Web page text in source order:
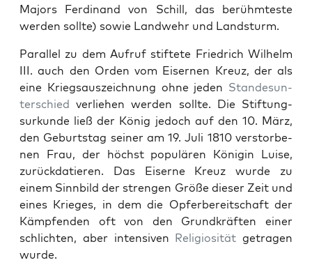
Majors Fer­di­nand von Schill, das berühmteste
wer­den sollte) sowie Landwehr und Land­sturm.
Par­al­lel zu dem Aufruf stiftete Friedrich Wil­helm
III. auch den Orden vom Eis­er­nen Kreuz, der als
eine Kriegsausze­ich­nung ohne jeden Standesun­
ter­schied ver­liehen wer­den sollte. Die Stiftung­
surkunde ließ der König jedoch auf den 10. März,
den Geburt­stag sein­er am 19. Juli 1810 ver­stor­be­
nen Frau, der höchst pop­ulären Köni­gin Luise,
zurück­datieren. Das Eis­erne Kreuz wurde zu
einem Sinnbild der stren­gen Größe dieser Zeit und
eines Krieges, in dem die Opfer­bere­itschaft der
Kämpfend­en oft von den Grund­kräften ein­er
schlicht­en, aber inten­siv­en Reli­giosität getra­gen
wurde.